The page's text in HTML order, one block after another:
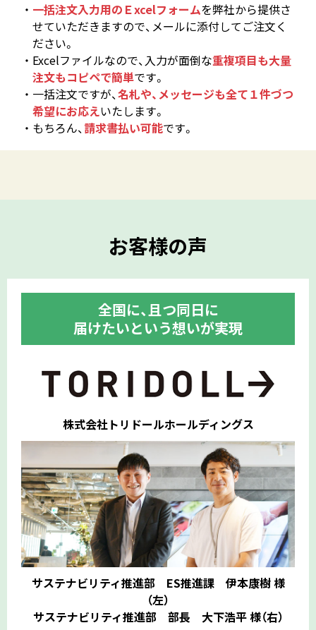
一括注文入力用のＥxcelフォームを弊社から提供さ
せていただきますので、メールに添付してご注文く
ださい。
Excelファイルなので、入力が面倒な重複項目も大量
注文もコピペで簡単です。
一括注文ですが、名札や、メッセージも全て１件づつ
希望にお応えいたします。
もちろん、 請求書払い可能です。
お客様の声
全国に、且つ同日に
届けたいという想いが実現
株式会社トリドールホールディングス
サステナビリティ推進部 ES推進課 伊本康樹 様
（左）
サステナビリティ推進部 部長 大下浩平 様（右）